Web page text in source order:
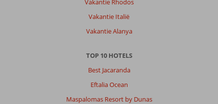
Vakantie Italië
Vakantie Alanya
TOP 10 HOTELS
Best Jacaranda
Eftalia Ocean
Maspalomas Resort by Dunas